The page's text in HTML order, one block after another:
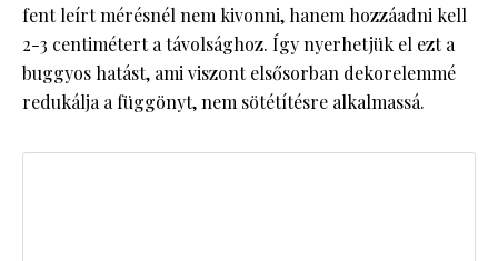
fent leírt mérésnél nem kivonni, hanem hozzáadni kell
2-3 centimétert a távolsághoz. Így nyerhetjük el ezt a
buggyos hatást, ami viszont elsősorban dekorelemmé
redukálja a függönyt, nem sötétítésre alkalmassá.